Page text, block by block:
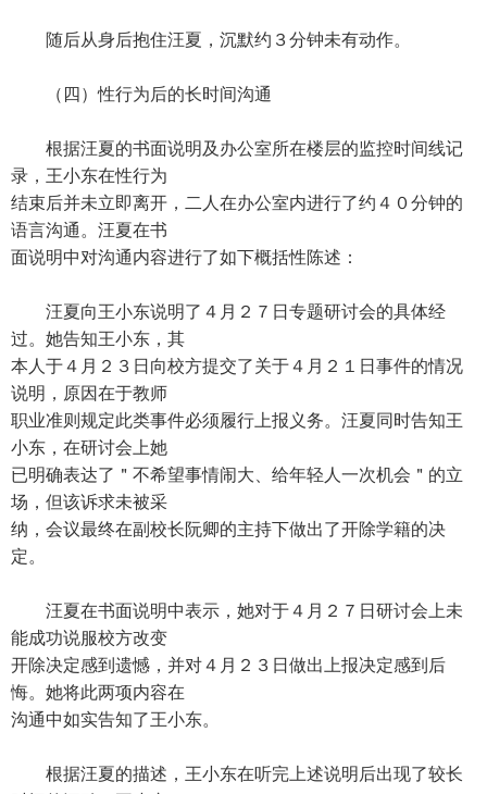
随后从身后抱住汪夏，沉默约３分钟未有动作。
（四）性行为后的长时间沟通
根据汪夏的书面说明及办公室所在楼层的监控时间线记
录，王小东在性行为
结束后并未立即离开，二人在办公室内进行了约４０分钟的
语言沟通。汪夏在书
面说明中对沟通内容进行了如下概括性陈述：
汪夏向王小东说明了４月２７日专题研讨会的具体经
过。她告知王小东，其
本人于４月２３日向校方提交了关于４月２１日事件的情况
说明，原因在于教师
职业准则规定此类事件必须履行上报义务。汪夏同时告知王
小东，在研讨会上她
已明确表达了＂不希望事情闹大、给年轻人一次机会＂的立
场，但该诉求未被采
纳，会议最终在副校长阮卿的主持下做出了开除学籍的决
定。
汪夏在书面说明中表示，她对于４月２７日研讨会上未
能成功说服校方改变
开除决定感到遗憾，并对４月２３日做出上报决定感到后
悔。她将此两项内容在
沟通中如实告知了王小东。
根据汪夏的描述，王小东在听完上述说明后出现了较长